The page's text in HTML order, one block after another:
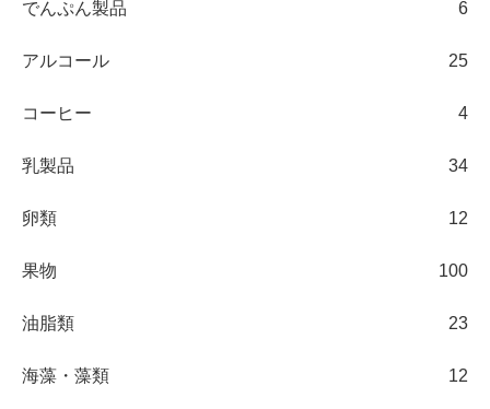
でんぷん製品 6
アルコール 25
コーヒー 4
乳製品 34
卵類 12
果物 100
油脂類 23
海藻・藻類 12